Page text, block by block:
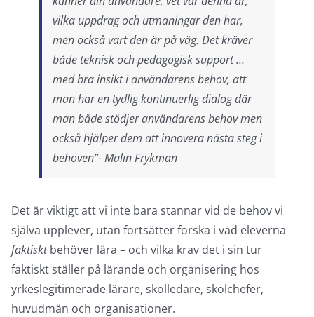
vilka uppdrag och utmaningar den har,
men också vart den är på väg. Det kräver
både teknisk och pedagogisk support …
med bra insikt i användarens behov, att
man har en tydlig kontinuerlig dialog där
man både stödjer användarens behov men
också hjälper dem att innovera nästa steg i
behoven”- Malin Frykman
Det är viktigt att vi inte bara stannar vid de behov vi
själva upplever, utan fortsätter forska i vad eleverna
faktisktbehöver lära – och vilka krav det i sin tur
faktiskt ställer på lärande och organisering hos
yrkeslegitimerade lärare, skolledare, skolchefer,
huvudmän och organisationer.